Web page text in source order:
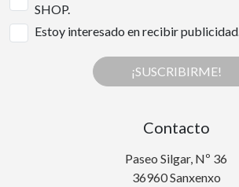
SHOP.
Estoy interesado en recibir publicidad.
¡SUSCRIBIRME!
Contacto
Paseo Silgar, Nº 36
36960 Sanxenxo